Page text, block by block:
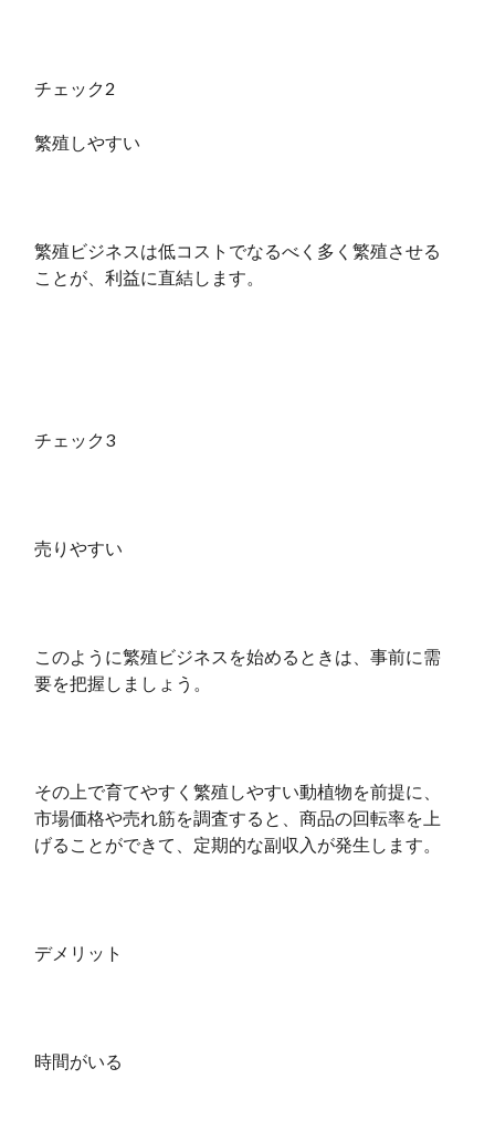
チェック2
繁殖しやすい
繁殖ビジネスは低コストでなるべく多く繁殖させる
ことが、利益に直結します。
チェック3
売りやすい
このように繁殖ビジネスを始めるときは、事前に需
要を把握しましょう。
その上で育てやすく繁殖しやすい動植物を前提に、
市場価格や売れ筋を調査すると、商品の回転率を上
げることができて、定期的な副収入が発生します。
デメリット
時間がいる